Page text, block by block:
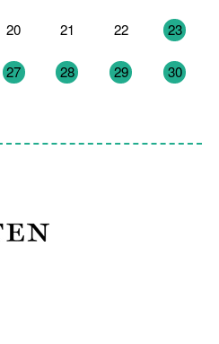
20 21 22 23
27 28 29 30